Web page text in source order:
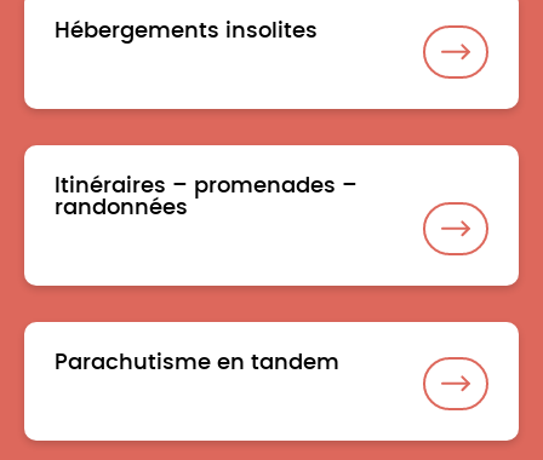
Hébergements insolites
Itinéraires – promenades –
randonnées
Parachutisme en tandem